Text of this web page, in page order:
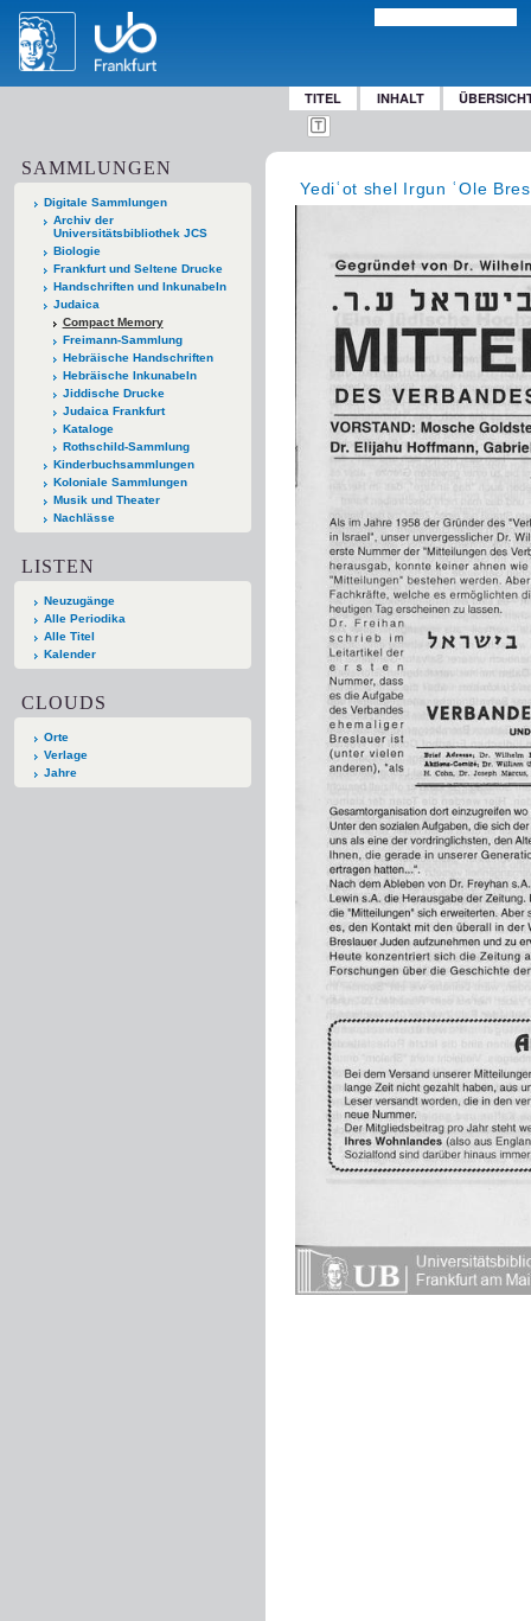
TITEL INHALT
SAMMLUNGEN
Digitale Sammlungen
Archiv der
Universitätsbibliothek JCS
Biologie
Frankfurt und Seltene Drucke
Handschriften und Inkunabeln
Judaica
Compact Memory
Freimann-Sammlung
Hebräische Handschriften
Hebräische Inkunabeln
Jiddische Drucke
Judaica Frankfurt
Kataloge
Rothschild-Sammlung
Kinderbuchsammlungen
Koloniale Sammlungen
Musik und Theater
Nachlässe
LISTEN
Neuzugänge
Alle Periodika
Alle Titel
Kalender
CLOUDS
Orte
Verlage
Jahre
Yediʿot shel Irgun ʿOle